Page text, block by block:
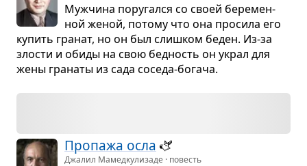
Муж­чина пору­гался со своей бере­мен­
ной женой, потому что она про­сила его
купить гра­нат, но он был слиш­ком беден. Из-за
зло­сти и обиды на свою бед­ность он украл для
жены гра­наты из сада соседа-богача.
Про­пажа осла 🫏
Джалил Мамедкулизаде · повесть